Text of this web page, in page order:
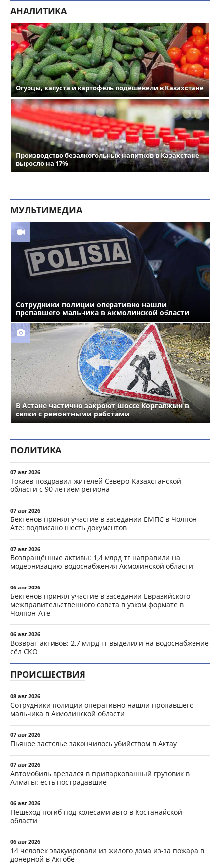
АНАЛИТИКА
Огурцы, капуста и картофель подешевели в Казахстане
Производство безалкогольных напитков в Казахстане
выросло на 17%
МУЛЬТИМЕДИА
Сотрудники полиции оперативно нашли
пропавшего мальчика в Акмолинской области
В Астане частично закроют шоссе Коргалжын в
связи с ремонтными работами
ПОЛИТИКА
07 авг 2026
Токаев поздравил жителей Северо-Казахстанской
области с 90-летием региона
07 авг 2026
Бектенов принял участие в заседании ЕМПС в Чолпон-
Ате: подписано шесть документов
07 авг 2026
Возвращённые активы: 1,4 млрд тг направили на
модернизацию водоснабжения Акмолинской области
06 авг 2026
Бектенов принял участие в заседании Евразийского
межправительственного совета в узком формате в
Чолпон-Ате
06 авг 2026
Возврат активов: 2,7 млрд тг выделили на водоснабжение
сёл СКО
ПРОИСШЕСТВИЯ
08 авг 2026
Сотрудники полиции оперативно нашли пропавшего
мальчика в Акмолинской области
07 авг 2026
Пьяное застолье закончилось убийством в Актау
07 авг 2026
Автомобиль врезался в припаркованный грузовик в
Алматы: есть пострадавшие
06 авг 2026
Пешеход погиб под колёсами авто в Костанайской
области
06 авг 2026
14 человек эвакуировали из жилого дома из-за пожара в
донерной в Актобе